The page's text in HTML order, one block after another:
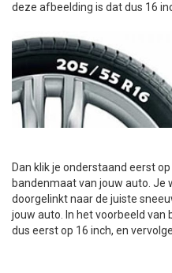
OVERIGE AUTOMERKEN
INFORMATIE DAKDRAGER
INFORMATIE OVER
BESTELWAGEN
SNEEUWKETTINGEN
INFORMATIE OVER
INFORMATIE OVER
ZOMER DEALS
deze afbeelding is dat dus 16
Dan klik je onderstaand eerst
bandenmaat van jouw auto. Je
doorgelinkt naar de juiste
jouw auto. In het voorbeeld van
dus eerst op 16 inch, en